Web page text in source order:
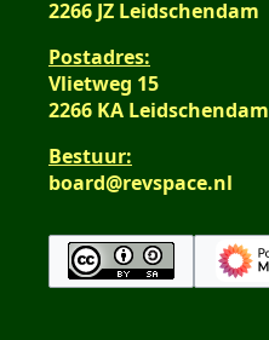
2266 JZ Leidschendam
Postadres:
Vlietweg 15
2266 KA Leidschendam
Bestuur:
board@revspace.nl